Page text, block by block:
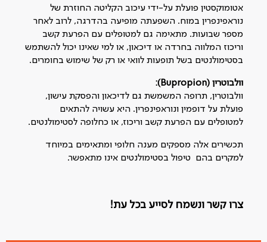
אטומוקסטין פועלת על-ידי עיכוב הקליטה החוזרת של
נוראפינפרין במוח. השפעתה מופיעה בהדרגה, לרוב לאחר
מספר שבועות. מתאימה גם למטופלים עם הפרעת קשב
וריכוז המלווה בחרדה או דיכאון, או למי שאינו יכול להשתמש
בסטימולנטים בשל תופעות לוואי או רק של שימוש בחומרים.
וולבוטרין (Bupropion):
וולבוטרין, תרופה המשמשת גם לדיכאון והפסקת עישון,
פועלת על דופמין ונוראפינפרין. היא עשויה להתאים
למטופלים עם הפרעת קשב וריכוז, או כחלופה לסטימולנטים.
תכשירים אלה מספקים מענה חלופי ומתאימים במיוחד
למקרים בהם טיפול בסטימולנטים אינו מתאפשר.
צרו קשר ונשמח לסייע בכל עת!